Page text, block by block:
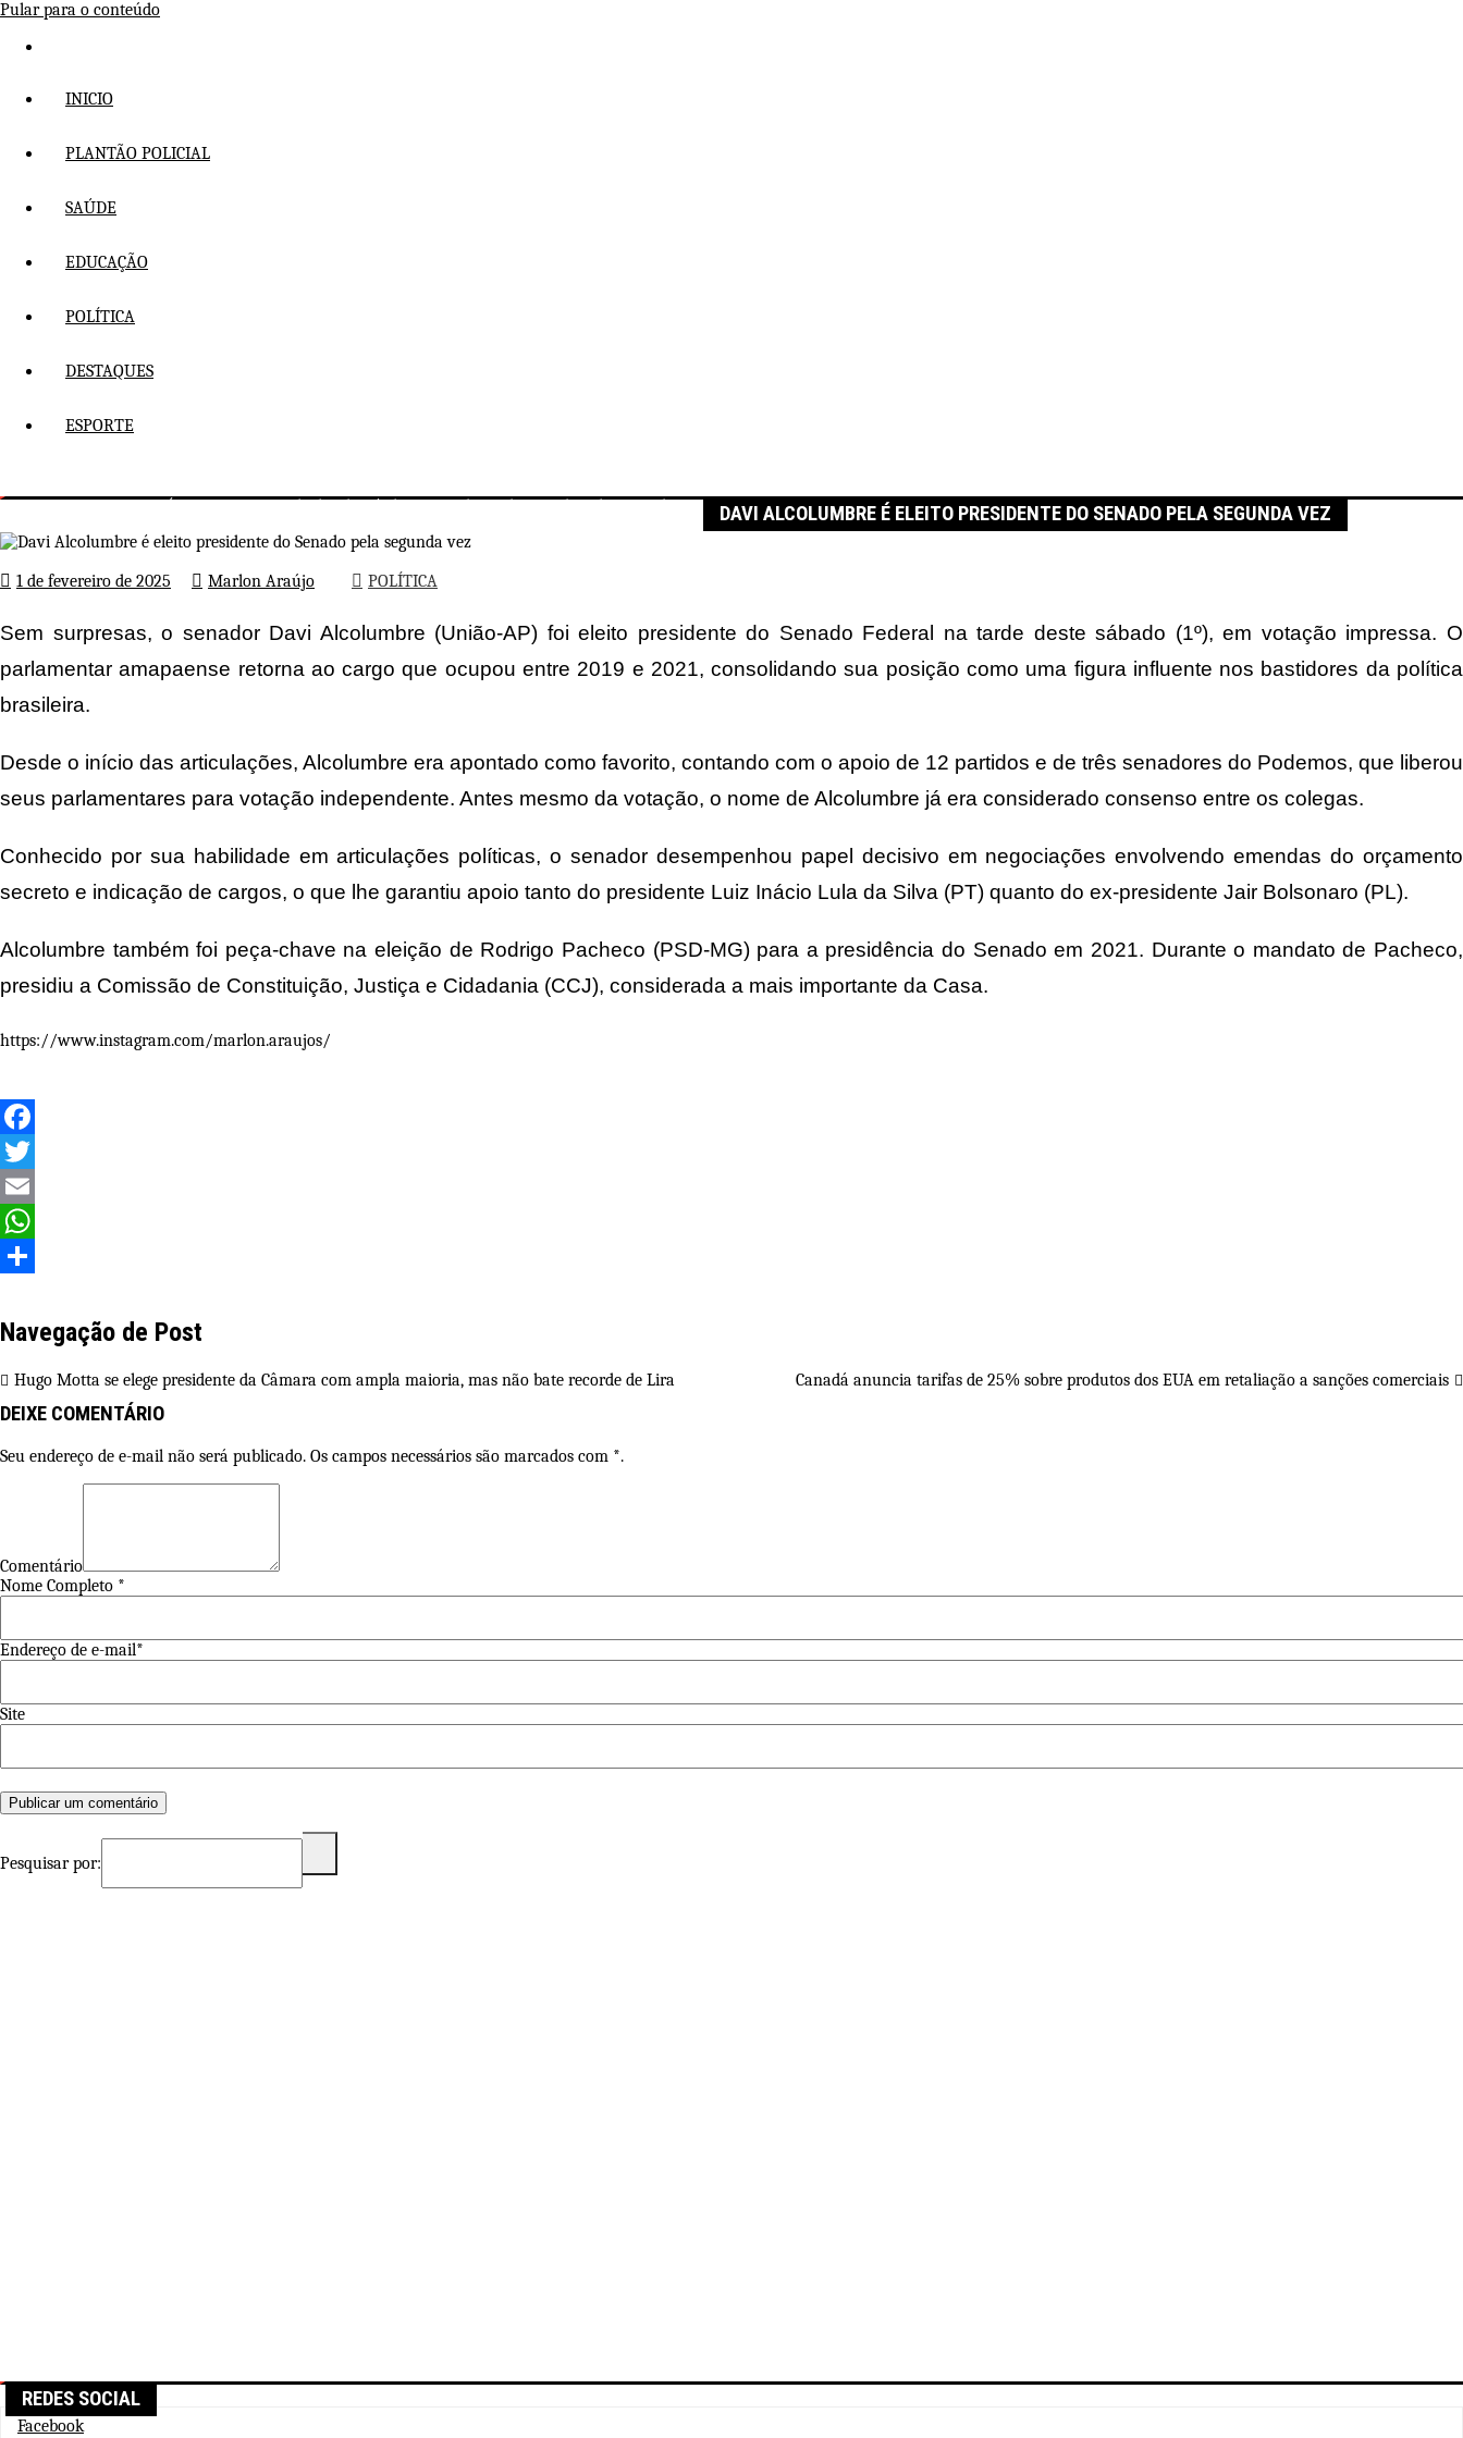
Pular para o conteúdo
INICIO
PLANTÃO POLICIAL
SAÚDE
EDUCAÇÃO
POLÍTICA
DESTAQUES
ESPORTE
Davi Alcolumbre é eleito presidente do Senado pela segunda vez DAVI ALCOLUMBRE É ELEITO PRESIDENTE DO SENADO PELA SEGUNDA VEZ
1 de fevereiro de 2025 Marlon Araújo POLÍTICA
Sem surpresas, o senador Davi Alcolumbre (União-AP) foi eleito presidente do Senado Federal na tarde deste sábado (1º), em votação impressa. O
parlamentar amapaense retorna ao cargo que ocupou entre 2019 e 2021, consolidando sua posição como uma figura influente nos bastidores da política
brasileira.
Desde o início das articulações, Alcolumbre era apontado como favorito, contando com o apoio de 12 partidos e de três senadores do Podemos, que liberou
seus parlamentares para votação independente. Antes mesmo da votação, o nome de Alcolumbre já era considerado consenso entre os colegas.
Conhecido por sua habilidade em articulações políticas, o senador desempenhou papel decisivo em negociações envolvendo emendas do orçamento
secreto e indicação de cargos, o que lhe garantiu apoio tanto do presidente Luiz Inácio Lula da Silva (PT) quanto do ex-presidente Jair Bolsonaro (PL).
Alcolumbre também foi peça-chave na eleição de Rodrigo Pacheco (PSD-MG) para a presidência do Senado em 2021. Durante o mandato de Pacheco,
presidiu a Comissão de Constituição, Justiça e Cidadania (CCJ), considerada a mais importante da Casa.
https://www.instagram.com/marlon.araujos/
Facebook
Twitter
Email
WhatsApp
Navegação de Post
Hugo Motta se elege presidente da Câmara com ampla maioria, mas não bate recorde de Lira Canadá anuncia tarifas de 25% sobre produtos dos EUA em retaliação a sanções comerciais
DEIXE COMENTÁRIO
Seu endereço de e-mail não será publicado. Os campos necessários são marcados com *.
Comentário
Nome Completo *
Endereço de e-mail*
Site
Pesquisar por:
REDES SOCIAL
Facebook